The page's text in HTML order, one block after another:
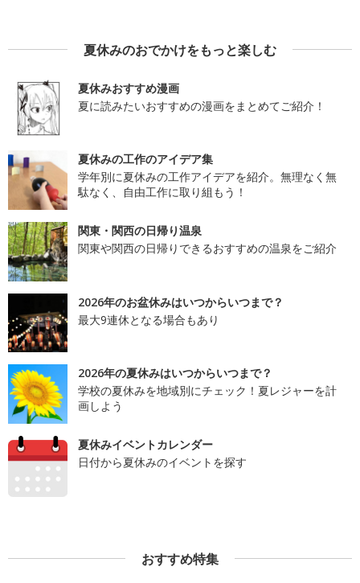
夏休みのおでかけをもっと楽しむ
夏休みおすすめ漫画
夏に読みたいおすすめの漫画をまとめてご紹介！
夏休みの工作のアイデア集
学年別に夏休みの工作アイデアを紹介。無理なく無
駄なく、自由工作に取り組もう！
関東・関西の日帰り温泉
関東や関西の日帰りできるおすすめの温泉をご紹介
2026年のお盆休みはいつからいつまで？
最大9連休となる場合もあり
2026年の夏休みはいつからいつまで？
学校の夏休みを地域別にチェック！夏レジャーを計
画しよう
夏休みイベントカレンダー
日付から夏休みのイベントを探す
おすすめ特集